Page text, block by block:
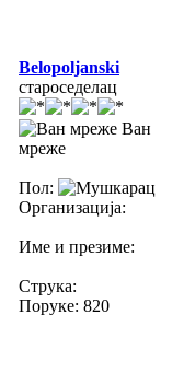
Belopoljanski
староседелац
Ван
мреже
Пол:
Организација:
Име и презиме:
Струка:
Поруке: 820